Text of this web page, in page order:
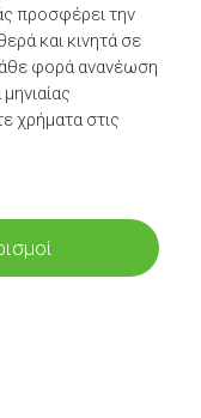
προσφέρει την
και κινητά σε
φορά ανανέωση
χρήματα στις